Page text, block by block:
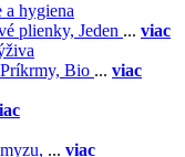
a hygiena
plienky, Jeden ... viac
Príkrmy, Bio ... viac
... viac